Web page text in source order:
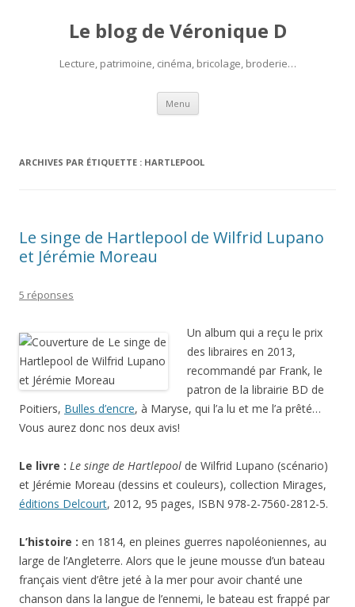
Le blog de Véronique D
Lecture, patrimoine, cinéma, bricolage, broderie…
Menu Aller
contenu
ARCHIVES PAR ÉTIQUETTE : HARTLEPOOL
Le singe de Hartlepool de Wilfrid Lupano
et Jérémie Moreau
5 réponses
Un album qui a reçu le prix
des libraires en 2013,
recommandé par Frank, le
patron de la librairie BD de
Poitiers, Bulles d’encre, à Maryse, qui l’a lu et me l’a prêté…
Vous aurez donc nos deux avis!
Le livre : Le singe de Hartlepool de Wilfrid Lupano (scénario)
et Jérémie Moreau (dessins et couleurs), collection Mirages,
éditions Delcourt, 2012, 95 pages, ISBN 978-2-7560-2812-5.
L’histoire : en 1814, en pleines guerres napoléoniennes, au
large de l’Angleterre. Alors que le jeune mousse d’un bateau
français vient d’être jeté à la mer pour avoir chanté une
chanson dans la langue de l’ennemi, le bateau est frappé par